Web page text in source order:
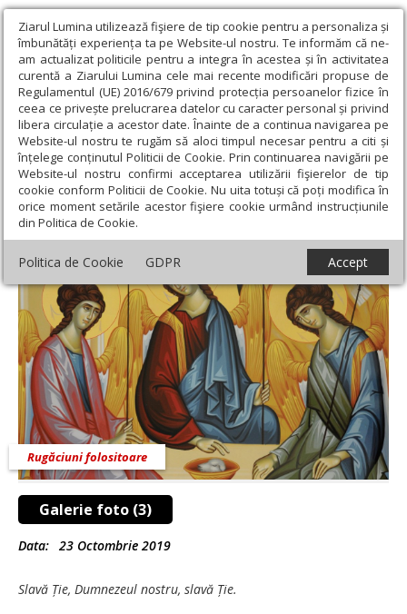
Ziarul Lumina utilizează fişiere de tip cookie pentru a personaliza și
îmbunătăți experiența ta pe Website-ul nostru. Te informăm că ne-
am actualizat politicile pentru a integra în acestea și în activitatea
curentă a Ziarului Lumina cele mai recente modificări propuse de
Regulamentul (UE) 2016/679 privind protecția persoanelor fizice în
ceea ce privește prelucrarea datelor cu caracter personal și privind
libera circulație a acestor date. Înainte de a continua navigarea pe
Website-ul nostru te rugăm să aloci timpul necesar pentru a citi și
înțelege conținutul Politicii de Cookie. Prin continuarea navigării pe
Website-ul nostru confirmi acceptarea utilizării fişierelor de tip
cookie conform Politicii de Cookie. Nu uita totuși că poți modifica în
orice moment setările acestor fişiere cookie urmând instrucțiunile
din Politica de Cookie.
Politica de Cookie GDPR Accept
Ziarul Lumina › Rugăciuni folositoare › Rugăciunile serii
Rugăciunile serii
Galerie foto (3)
Rugăciuni folositoare
Data: 23 Octombrie 2019
Slavă Ție, Dumnezeul nostru, slavă Ție.